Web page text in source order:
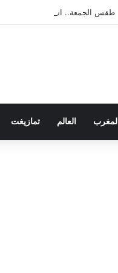
طقس الجمعة.. استمرار الأجواء
المغرب العالم تمازيغت